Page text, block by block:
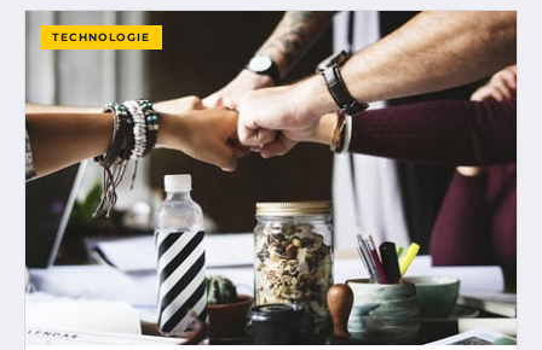
TECHNOLOGIE